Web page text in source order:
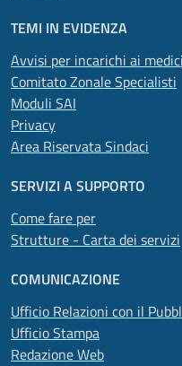
TEMI IN EVIDENZA
Avvisi per incarichi ai medici
Comitato Zonale Specialisti
Moduli SAI
Privacy
Area Riservata Sindaci
SERVIZI A SUPPORTO
Come fare per
Strutture - Carta dei servizi
COMUNICAZIONE
Ufficio Relazioni con il
Ufficio Stampa
Redazione Web